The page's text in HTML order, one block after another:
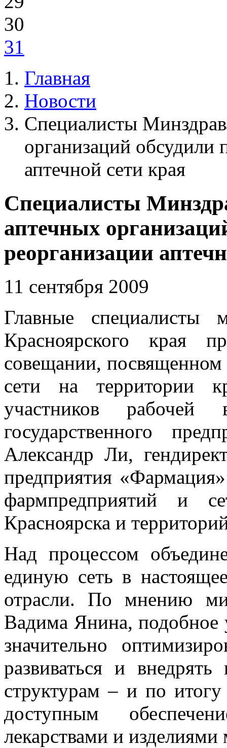
30
31
Главная
Новости
Специалисты
организаций обсудили
аптечной сети края
Специалисты
аптечных
реорганизации
11 сентября 2009
Главные специалисты
Красноярского края
совещании, посвященном
сети на территории
участников рабочей
государственного
Александр Ли,
предприятия
фармпредприятий и
Красноярска и
Над процессом
единую сеть в
отрасли. По мнению
Вадима Янина, подобное
значительно
развиваться и
структурам – и по
доступным
лекарствами и изделиями